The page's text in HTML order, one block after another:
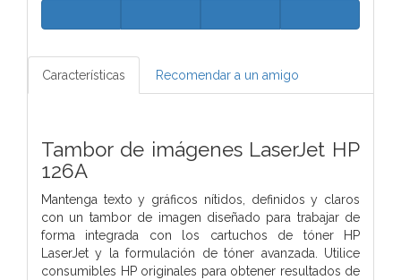
Características Recomendar a un amigo
Tambor de imágenes LaserJet HP
126A
Mantenga texto y gráficos nítidos, definidos y claros
con un tambor de imagen diseñado para trabajar de
forma integrada con los cartuchos de tóner HP
LaserJet y la formulación de tóner avanzada. Utilice
consumibles HP originales para obtener resultados de